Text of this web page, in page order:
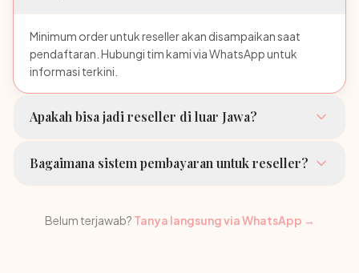
Minimum order untuk reseller akan disampaikan saat
pendaftaran. Hubungi tim kami via WhatsApp untuk
informasi terkini.
Apakah bisa jadi reseller di luar Jawa?
Bagaimana sistem pembayaran untuk reseller?
Belum terjawab? Tanya langsung via WhatsApp →